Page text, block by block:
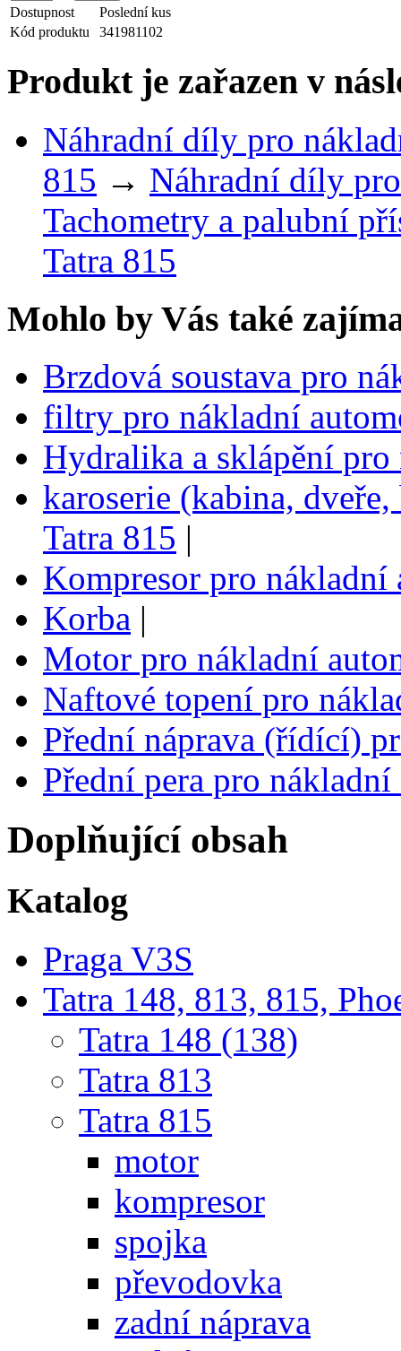
Dostupnost
Poslední kus
Kód produktu
341981102
Produkt je zařazen v
Náhradní díly pro
815 → Náhradní díly
Tachometry a palubní
Tatra 815
Mohlo by Vás také
Brzdová soustava pro
filtry pro nákladní
Hydralika a sklápění
karoserie (kabina,
Tatra 815 |
Kompresor pro nákladní
Korba |
Motor pro nákladní
Naftové topení pro
Přední náprava (řídící)
Přední pera pro
Doplňující obsah
Katalog
Praga V3S
Tatra 148, 813, 815,
Tatra 148 (138)
Tatra 813
Tatra 815
motor
kompresor
spojka
převodovka
zadní náprava